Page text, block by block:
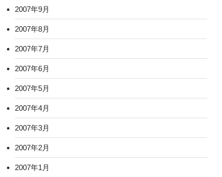
2007年9月
2007年8月
2007年7月
2007年6月
2007年5月
2007年4月
2007年3月
2007年2月
2007年1月